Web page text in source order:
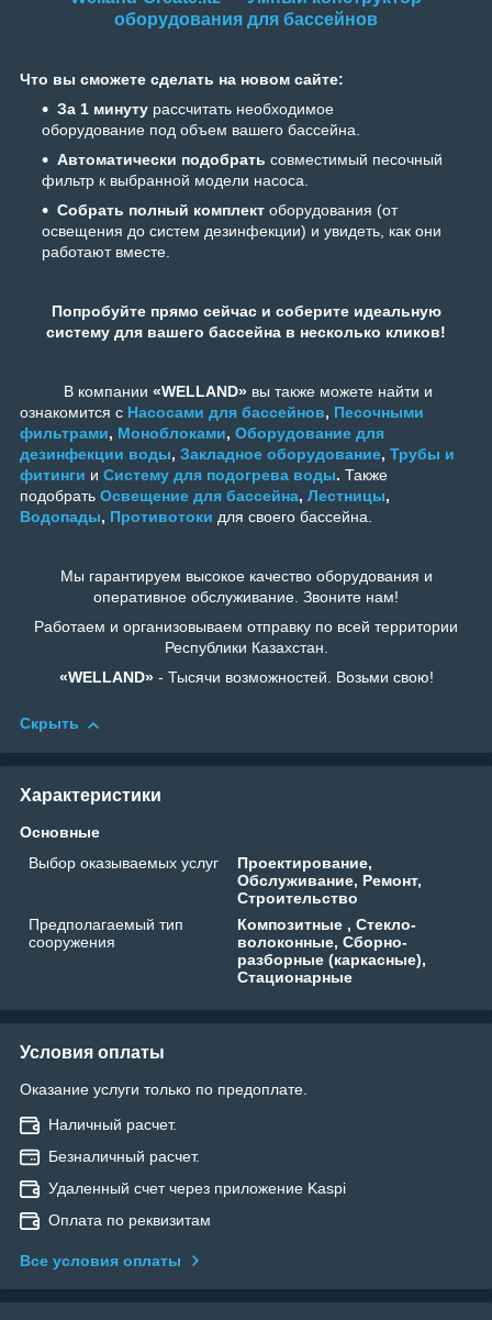
оборудования для бассейнов
Что вы сможете сделать на новом сайте:
За 1 минуту рассчитать необходимое
оборудование под объем вашего бассейна.
Автоматически подобрать совместимый песочный
фильтр к выбранной модели насоса.
Собрать полный комплект оборудования (от
освещения до систем дезинфекции) и увидеть, как они
работают вместе.
Попробуйте прямо сейчас и соберите идеальную
систему для вашего бассейна в несколько кликов!
В компании «WELLAND» вы также можете найти и
ознакомится с Насосами для бассейнов, Песочными
фильтрами, Моноблоками, Оборудование для
дезинфекции воды, Закладное оборудование, Трубы и
фитинги и Систему для подогрева воды. Также
подобрать Освещение для бассейна, Лестницы,
Водопады, Противотоки для своего бассейна.
Мы гарантируем высокое качество оборудования и
оперативное обслуживание. Звоните нам!
Работаем и организовываем отправку по всей территории
Республики Казахстан.
«WELLAND»- Тысячи возможностей. Возьми свою!
Скрыть
Характеристики
Основные
Выбор оказываемых услуг
Проектирование,
Обслуживание, Ремонт,
Строительство
Предполагаемый тип
сооружения
Композитные , Стекло-
волоконные, Сборно-
разборные (каркасные),
Стационарные
Условия оплаты
Оказание услуги только по предоплате.
Наличный расчет.
Безналичный расчет.
Удаленный счет через приложение Kaspi
Оплата по реквизитам
Все условия оплаты